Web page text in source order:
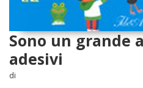
Sono un grande
adesivi
di